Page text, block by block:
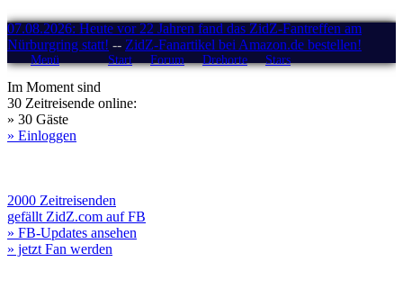
07.08.2026: Heute vor 22 Jahren fand das ZidZ-Fantreffen am
Nürburgring statt! -- ZidZ-Fanartikel bei Amazon.de bestellen!
Menü Start Forum Drehorte Stars
Im Moment sind
30 Zeitreisende online:
» 30 Gäste
» Einloggen
2000 Zeitreisenden
gefällt ZidZ.com auf FB
» FB-Updates ansehen
» jetzt Fan werden